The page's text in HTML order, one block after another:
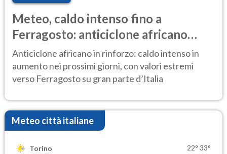
Meteo, caldo intenso fino a
Ferragosto: anticiclone africano
ancora protagonista
Anticiclone africano in rinforzo: caldo intenso in
aumento nei prossimi giorni, con valori estremi
verso Ferragosto su gran parte d’Italia
Meteo città italiane
Torino 22° 33°